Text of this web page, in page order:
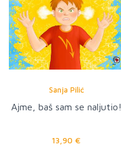
Sanja Pilić
Ajme, baš sam se naljutio!
13,90 €